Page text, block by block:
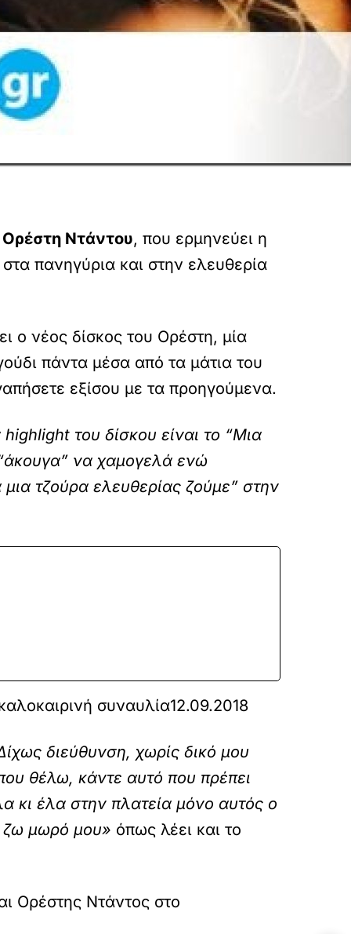
Ντάντου, που ερμηνεύει η
πανηγύρια και στην ελευθερία
ο νέος δίσκος του Ορέστη, μία
πάντα μέσα από τα μάτια του
εξίσου με τα προηγούμενα.
του δίσκου είναι το “Μια
να χαμογελά ενώ
τζούρα ελευθερίας ζούμε” στην
συναυλία12.09.2018
διεύθυνση, χωρίς δικό μου
θέλω, κάντε αυτό που πρέπει
κι έλα στην πλατεία μόνο αυτός ο
μωρό μου» όπως λέει και το
Ορέστης Ντάντος στο